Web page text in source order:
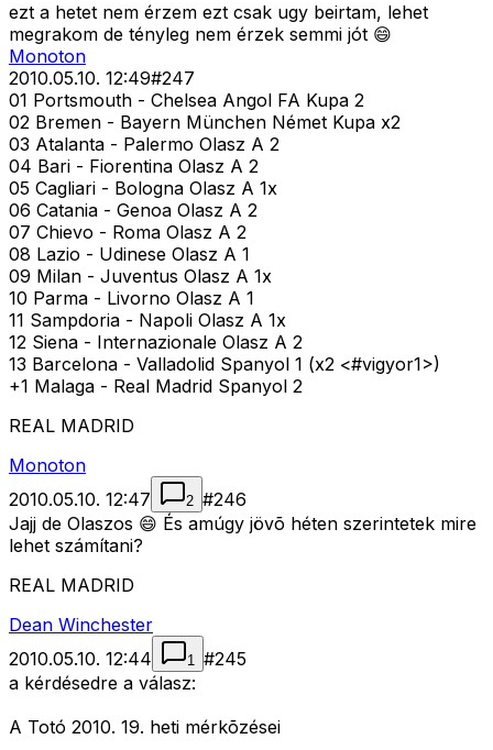
ezt a hetet nem érzem ezt csak ugy beirtam, lehet
megrakom de tényleg nem érzek semmi jót 😄
Monoton
2010.05.10. 12:49#247
01 Portsmouth - Chelsea Angol FA Kupa 2
02 Bremen - Bayern München Német Kupa x2
03 Atalanta - Palermo Olasz A 2
04 Bari - Fiorentina Olasz A 2
05 Cagliari - Bologna Olasz A 1x
06 Catania - Genoa Olasz A 2
07 Chievo - Roma Olasz A 2
08 Lazio - Udinese Olasz A 1
09 Milan - Juventus Olasz A 1x
10 Parma - Livorno Olasz A 1
11 Sampdoria - Napoli Olasz A 1x
12 Siena - Internazionale Olasz A 2
13 Barcelona - Valladolid Spanyol 1 (x2 <#vigyor1>)
+1 Malaga - Real Madrid Spanyol 2
REAL MADRID
Monoton
2010.05.10. 12:47
2 #246
Jajj de Olaszos 😄 És amúgy jövõ héten szerintetek mire
lehet számítani?
REAL MADRID
Dean Winchester
2010.05.10. 12:44
1 #245
a kérdésedre a válasz:
A Totó 2010. 19. heti mérkõzései